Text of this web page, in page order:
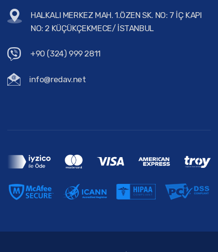
HALKALI MERKEZ MAH. 1.ÖZEN SK. NO: 7 İÇ KAPI
NO: 2 KÜÇÜKÇEKMECE/ İSTANBUL
+90 (324) 999 2811
info@redav.net